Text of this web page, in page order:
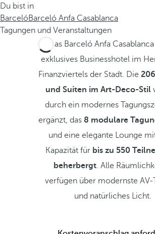
Du bist in
BarcelóBarceló Anfa Casablanca
Tagungen und Veranstaltungen
Das Barceló Anfa
exklusives Businesshotel im
Finanzviertels der Stadt. Die
und Suiten im Art-Deco-Stil
durch ein modernes
ergänzt, das 8 modulare
und eine elegante Lounge
Kapazität für bis zu 550
beherbergt. Alle
verfügen über modernste AV-
und natürliches Licht.